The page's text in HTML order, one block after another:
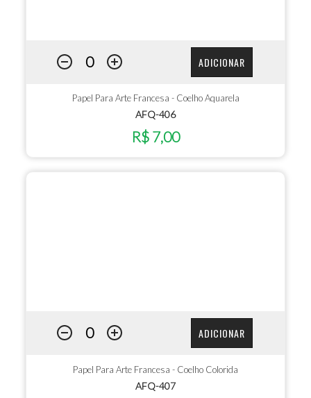
ADICIONAR
Papel Para Arte Francesa - Coelho Aquarela
AFQ-406
R$ 7,00
ADICIONAR
Papel Para Arte Francesa - Coelho Colorida
AFQ-407